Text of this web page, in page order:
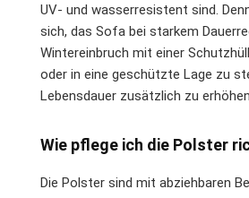
UV- und wasserresistent sind.
sich, das Sofa bei starkem
Wintereinbruch mit einer
oder in eine geschützte Lage zu
Lebensdauer zusätzlich zu erhöhen.
Wie pflege ich die Polster
Die Polster sind mit abziehbaren